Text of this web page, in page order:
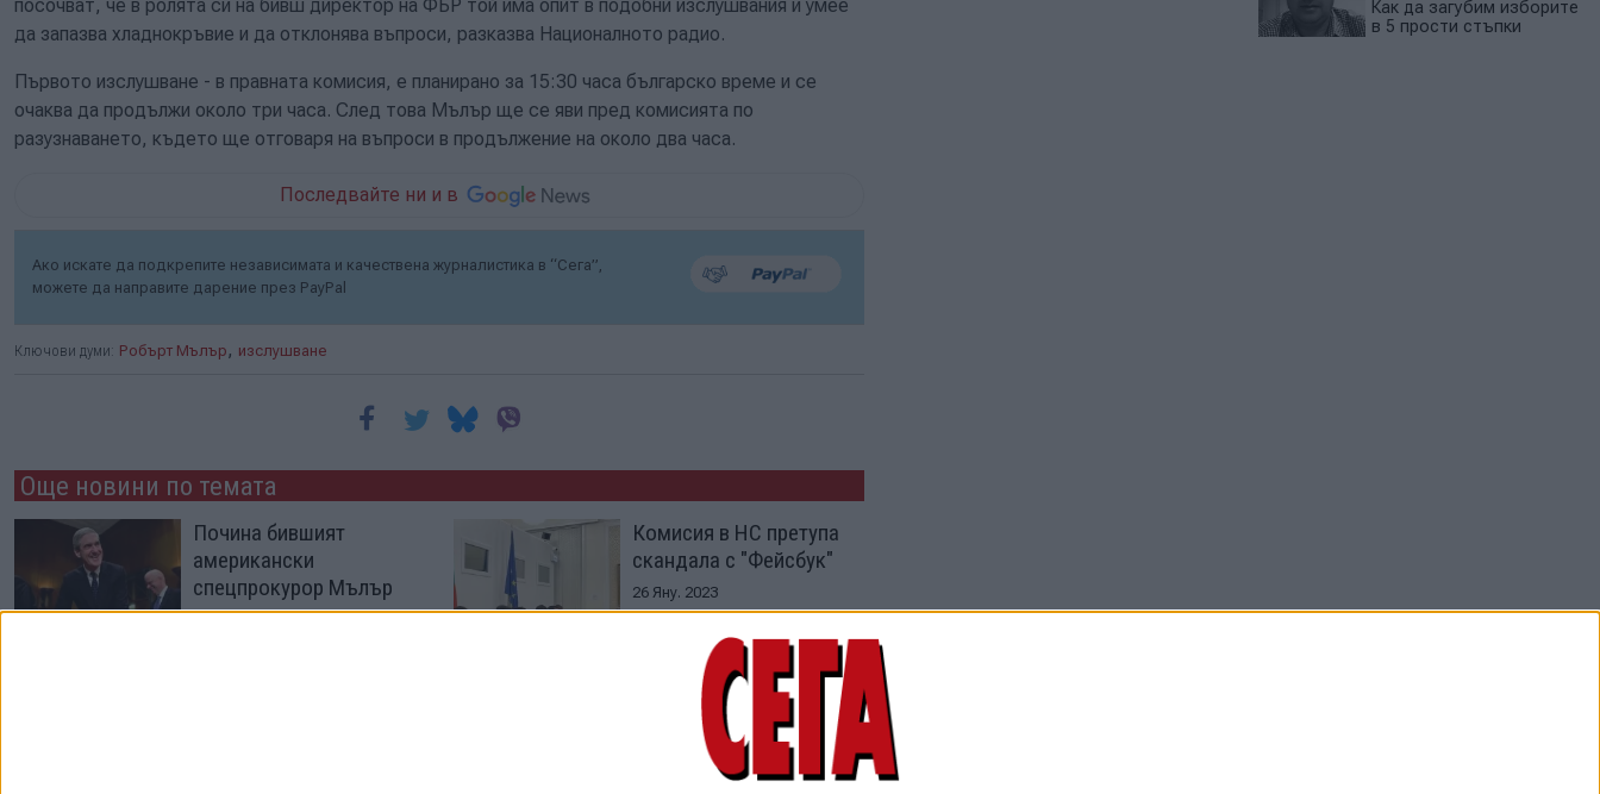
посочват, че в ролята си на бивш директор на ФБР той има опит в подобни изслушвания и умее
да запазва хладнокръвие и да отклонява въпроси, разказва Националното радио.
Първото изслушване - в правната комисия, е планирано за 15:30 часа българско време и се
очаква да продължи около три часа. След това Мълър ще се яви пред комисията по
разузнаването, където ще отговаря на въпроси в продължение на около два часа.
Последвайте ни и в
Ако искате да подкрепите независимата и качествена журналистика в “Сега”,
можете да направите дарение през PayPal
Ключови думи: Робърт Мълър , изслушване
Още новини по темата
Почина бившият
американски
спецпрокурор Мълър
21 Март 2026
Комисия в НС претупа
скандала с "Фейсбук"
26 Яну. 2023
ГЕРБ замеси ДБ със
заподозрения в
тероризъм британец
Как да загубим изборите
в 5 прости стъпки